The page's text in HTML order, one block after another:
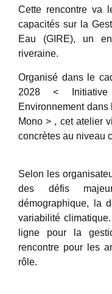
Cette rencontre va
capacités sur la
Eau (GIRE), un
riveraine.
Organisé dans le
2028 <
Environnement
Mono > , cet atelier
concrètes au niveau
Selon les
des défis
démographique, la
variabilité
ligne pour la
rencontre pour les
rôle.